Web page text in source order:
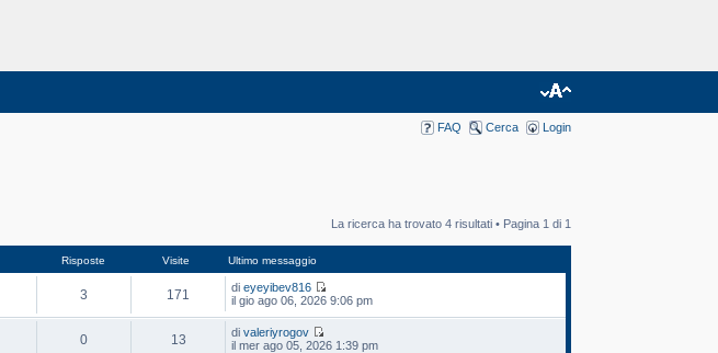
FAQ Cerca Login
La ricerca ha trovato 4 risultati • Pagina 1 di 1
Risposte Visite Ultimo messaggio
3 171 dieyeyibev816
il gio ago 06, 2026 9:06 pm
0 13 divaleriyrogov
il mer ago 05, 2026 1:39 pm